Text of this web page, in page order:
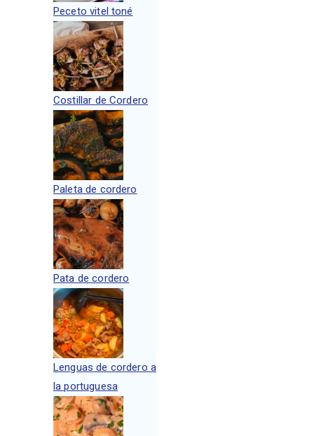
Peceto vitel toné
Costillar de Cordero
Paleta de cordero
Pata de cordero
Lenguas de cordero a
la portuguesa